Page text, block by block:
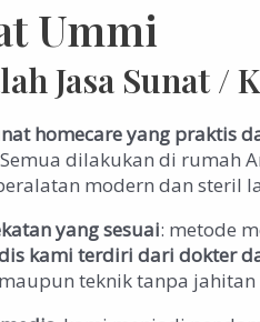
Ummi
Jasa Sunat /
homecare yang praktis
dilakukan di rumah
modern dan steril
yang sesuai: metode
kami terdiri dari dokter
teknik tanpa